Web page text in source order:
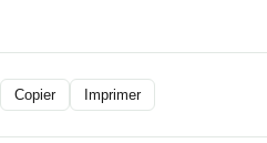
Copier Imprimer